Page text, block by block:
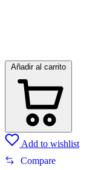
Añadir al carrito
Add to wishlist
Compare